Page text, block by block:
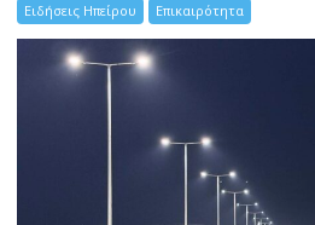
Ειδήσεις Ηπείρου Επικαιρότητα